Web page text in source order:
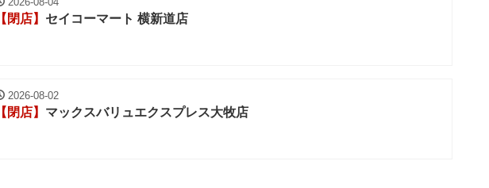
【閉店】 セイコーマート 横新道店
2026-08-02
【閉店】 マックスバリュエクスプレス大牧店